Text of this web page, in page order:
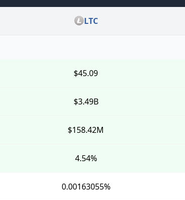
LTC
$45.09
$3.49B
$158.42M
4.54%
0.00163055%